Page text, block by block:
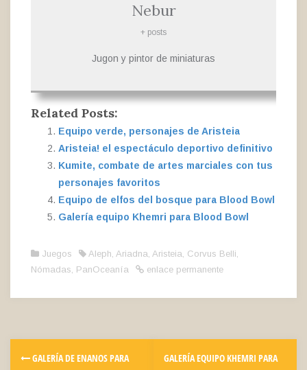
Nebur
+ posts
Jugon y pintor de miniaturas
Related Posts:
Equipo verde, personajes de Aristeia
Aristeia! el espectáculo deportivo definitivo
Kumite, combate de artes marciales con tus
personajes favoritos
Equipo de elfos del bosque para Blood Bowl
Galería equipo Khemri para Blood Bowl
Juegos Aleph, Ariadna, Aristeia, Corvus Belli,
Nómadas, PanOceanía enlace permanente
GALERÍA DE ENANOS PARA
GALERÍA EQUIPO KHEMRI PARA